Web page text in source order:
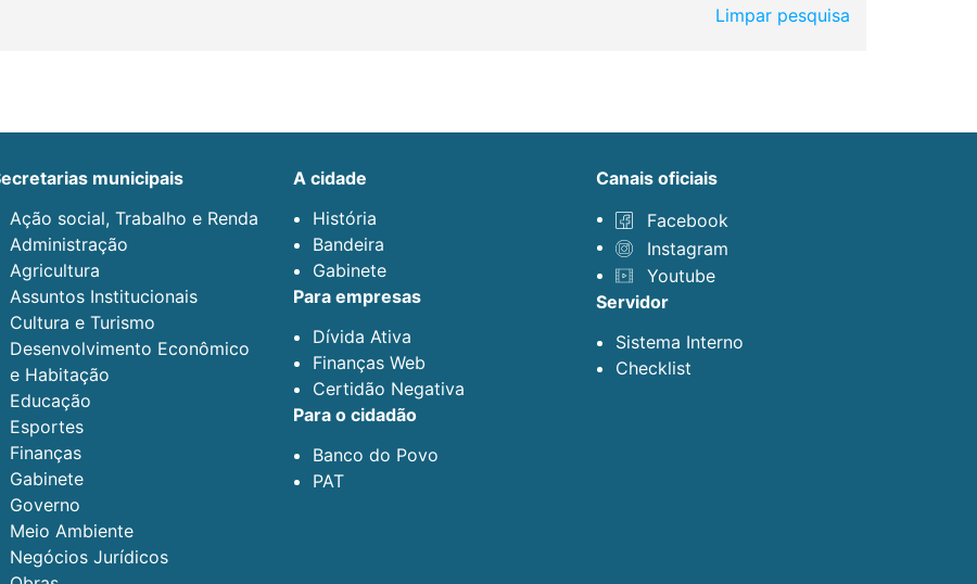
Limpar pesquisa
secretarias municipais
Ação social, Trabalho e Renda
Administração
Agricultura
Assuntos Institucionais
Cultura e Turismo
Desenvolvimento Econômico
e Habitação
Educação
Esportes
Finanças
Gabinete
Governo
Meio Ambiente
Negócios Jurídicos
a cidade
História
Bandeira
Gabinete
para empresas
Dívida Ativa
Finanças Web
Certidão Negativa
para o cidadão
Banco do Povo
PAT
canais oficiais
Facebook
Instagram
Youtube
servidor
Sistema Interno
Checklist